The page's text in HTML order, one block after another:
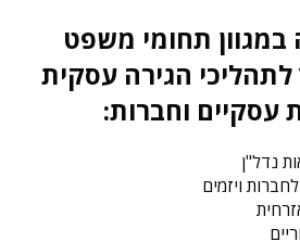
תחומי משפט
לתהליכי הגירה עסקית
עסקיים וחברות:
נדל"ן
ויזמים